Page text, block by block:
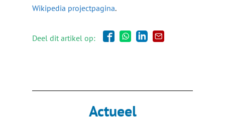
Wikipedia projectpagina.
Deel dit artikel op:
Actueel